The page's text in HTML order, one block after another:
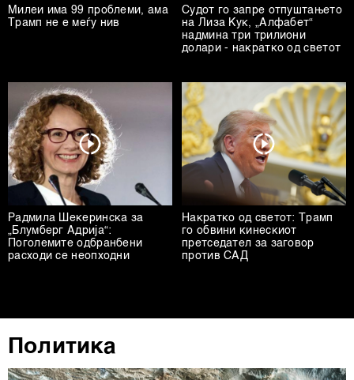
Милеи има 99 проблеми, ама
Трамп не е меѓу нив
Судот го запре отпуштањето
на Лиза Кук, „Алфабет“
надмина три трилиони
долари - накратко од светот
Радмила Шекеринска за
„Блумберг Адрија“:
Поголемите одбранбени
расходи се неопходни
Накратко од светот: Трамп
го обвини кинескиот
претседател за заговор
против САД
Политика